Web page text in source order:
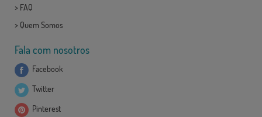
> FAQ
> Quem Somos
Fala com nosotros
Facebook
Twitter
Pinterest